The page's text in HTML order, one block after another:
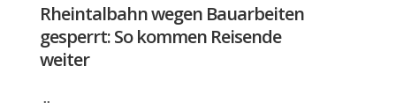
Rheintalbahn wegen Bauarbeiten
gesperrt: So kommen Reisende
weiter